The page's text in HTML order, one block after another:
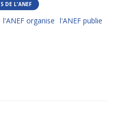
DE L'ANEF
l'ANEF organise l'ANEF publie